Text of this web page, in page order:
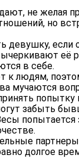
не желая
но
девушку, если
её
в себе.
людям,
мучаются
попытку
забыть
долгое